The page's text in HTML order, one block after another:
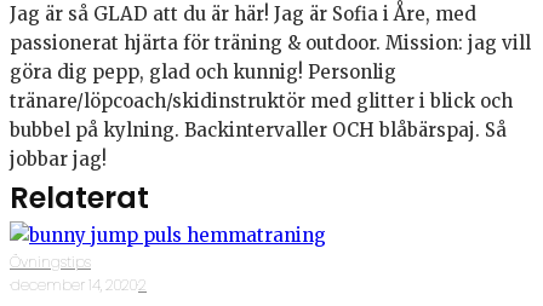
Jag är så GLAD att du är här! Jag är Sofia i Åre, med
passionerat hjärta för träning & outdoor. Mission: jag vill
göra dig pepp, glad och kunnig! Personlig
tränare/löpcoach/skidinstruktör med glitter i blick och
bubbel på kylning. Backintervaller OCH blåbärspaj. Så
jobbar jag!
Relaterat
Övningstips
·december 14, 2020·2